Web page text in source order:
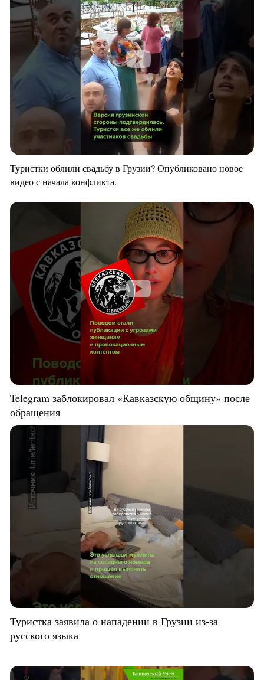
Туристки облили свадьбу в Грузии? Опубликовано новое
видео с начала конфликта.
Telegram заблокировал «Кавказскую общину» после
обращения
Туристка заявила о нападении в Грузии из-за
русского языка